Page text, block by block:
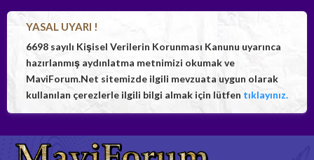
YASAL UYARI !
6698 sayılı Kişisel Verilerin Korunması Kanunu uyarınca
hazırlanmış aydınlatma metnimizi okumak ve
MaviForum.Net sitemizde ilgili mevzuata uygun olarak
kullanılan çerezlerle ilgili bilgi almak için lütfen tıklayınız.